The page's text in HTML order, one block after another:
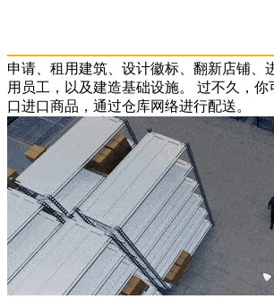
申请、租用建筑、设计徽标、翻新店铺、
用员工，以及建造基础设施。 过不久，你
口进口商品，通过仓库网络进行配送。